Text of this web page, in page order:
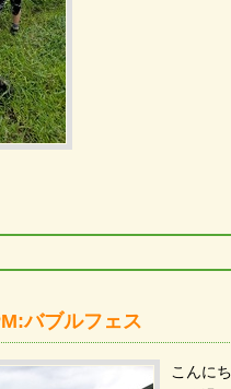
バブルフェス
こんに